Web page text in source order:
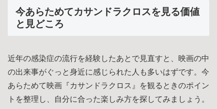
今あらためてカサンドラクロスを見る価値
と見どころ
近年の感染症の流行を経験したあとで見直すと、映画の中
の出来事がぐっと身近に感じられた人も多いはずです。今
あらためて映画『カサンドラクロス』を観るときのポイン
トを整理し、自分に合った楽しみ方を探してみましょう。